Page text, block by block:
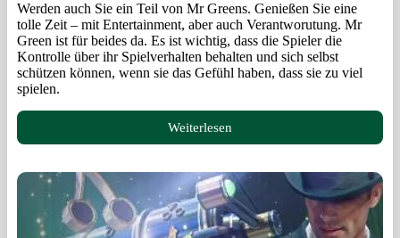
Werden auch Sie ein Teil von Mr Greens. Genießen Sie eine
tolle Zeit – mit Entertainment, aber auch Verantworutung. Mr
Green ist für beides da. Es ist wichtig, dass die Spieler die
Kontrolle über ihr Spielverhalten behalten und sich selbst
schützen können, wenn sie das Gefühl haben, dass sie zu viel
spielen.
Weiterlesen